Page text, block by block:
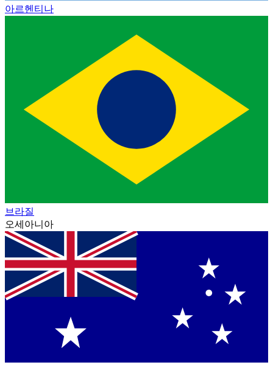
아르헨티나
브라질
오세아니아